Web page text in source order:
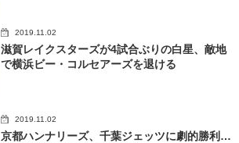
2019.11.02
滋賀レイクスターズが4試合ぶりの白星、敵地
で横浜ビー・コルセアーズを退ける
2019.11.02
京都ハンナリーズ、千葉ジェッツに劇的勝利…